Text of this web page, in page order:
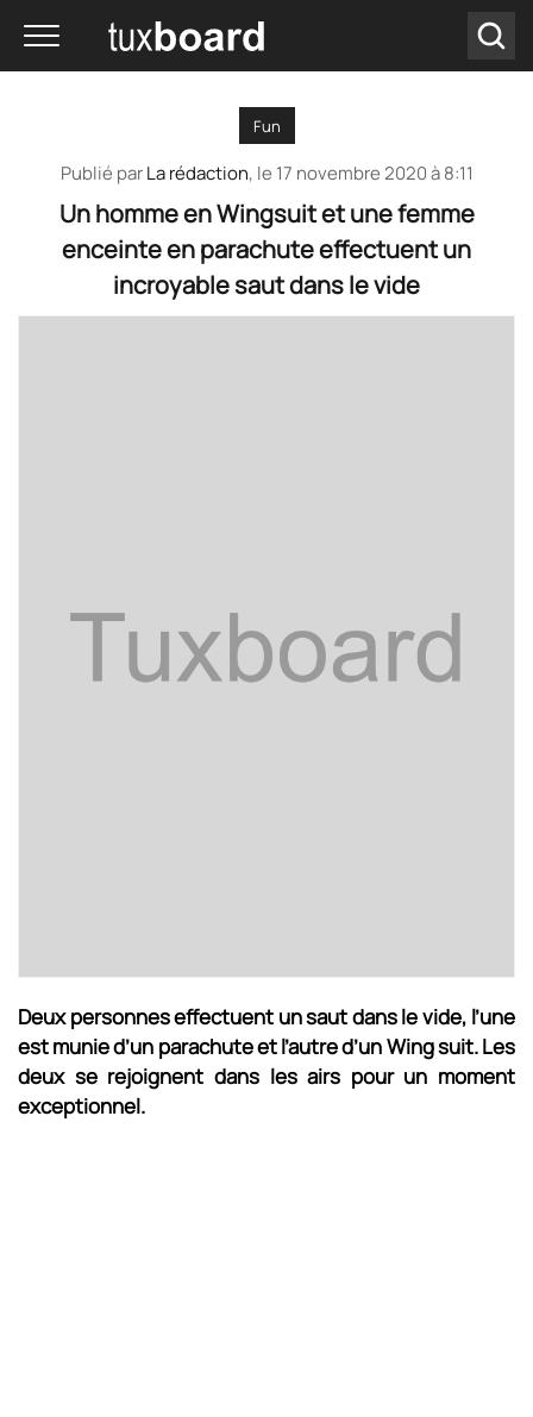
Fun
Publié parLa rédaction, le 17 novembre 2020 à 8:11
Un homme en Wingsuit et une femme
enceinte en parachute effectuent un
incroyable saut dans le vide
Deux personnes effectuent un saut dans le vide, l’une
est munie d’un parachute et l’autre d’un Wing suit. Les
deux se rejoignent dans les airs pour un moment
exceptionnel.